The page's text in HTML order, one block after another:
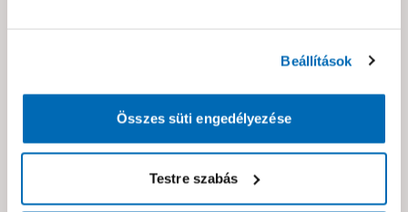
Beállítások
Összes süti engedélyezése
Testre szabás
Neked ajánljuk!